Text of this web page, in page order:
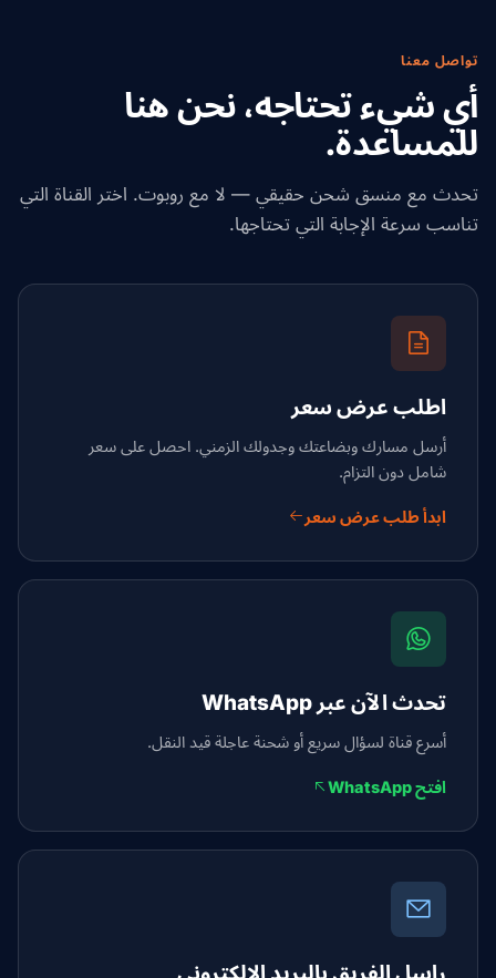
تواصل معنا
أي شيء تحتاجه، نحن هنا
للمساعدة.
تحدث مع منسق شحن حقيقي — لا مع روبوت. اختر القناة التي
تناسب سرعة الإجابة التي تحتاجها.
اطلب عرض سعر
أرسل مسارك وبضاعتك وجدولك الزمني. احصل على سعر
شامل دون التزام.
ابدأ طلب عرض سعر
تحدث الآن عبر WhatsApp
أسرع قناة لسؤال سريع أو شحنة عاجلة قيد النقل.
افتح WhatsApp
راسل الفريق بالبريد الإلكتروني